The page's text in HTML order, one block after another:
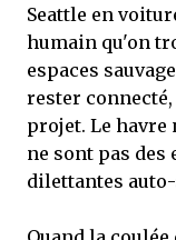
Seattle en
humain qu'on
espaces
rester connecté,
projet. Le havre
ne sont pas des
dilettantes